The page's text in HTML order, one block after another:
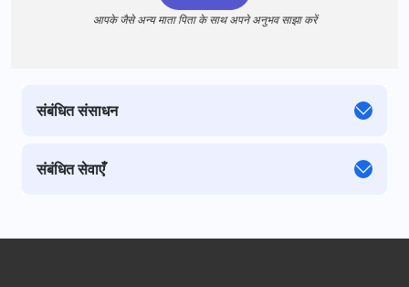
आपके जैसे अन्य माता पिता के साथ अपने अनुभव साझा करें
संबंधित संसाधन
संबंधित सेवाएँ